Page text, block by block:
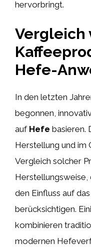
hervorbringt.
Vergleich
Hefe-
In den letzten
begonnen,
auf Hefe basieren.
Herstellung und im
Vergleich solcher
den Einfluss auf
berücksichtigen.
kombinieren
modernen